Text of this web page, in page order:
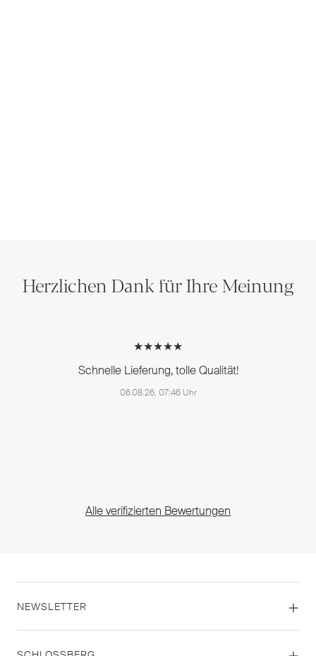
Herzlichen Dank für Ihre Meinung
★★★★★
Schnelle Lieferung, tolle Qualität!
06.08.26, 07:46 Uhr
Alle verifizierten Bewertungen
NEWSLETTER